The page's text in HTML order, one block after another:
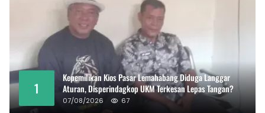
1
Kepemilikan Kios Pasar Lemahabang Diduga Langgar
Aturan, Disperindagkop UKM Terkesan Lepas Tangan?
07/08/2026 67